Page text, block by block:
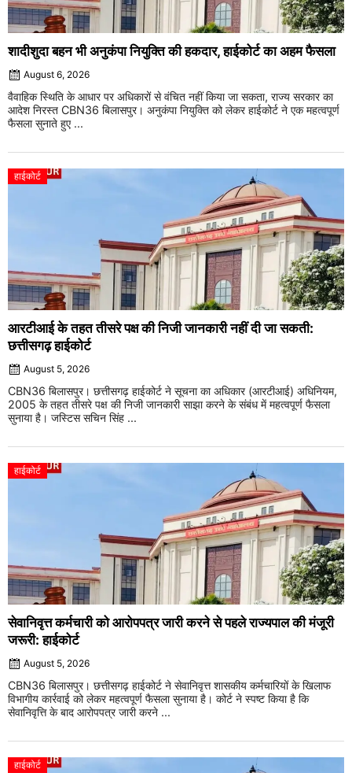
शादीशुदा बहन भी अनुकंपा नियुक्ति की हकदार, हाईकोर्ट का अहम फैसला
August 6, 2026
वैवाहिक स्थिति के आधार पर अधिकारों से वंचित नहीं किया जा सकता, राज्य सरकार का
आदेश निरस्त CBN36 बिलासपुर। अनुकंपा नियुक्ति को लेकर हाईकोर्ट ने एक महत्वपूर्ण
फैसला सुनाते हुए ...
हाईकोर्ट
आरटीआई के तहत तीसरे पक्ष की निजी जानकारी नहीं दी जा सकती:
छत्तीसगढ़ हाईकोर्ट
August 5, 2026
CBN36 बिलासपुर। छत्तीसगढ़ हाईकोर्ट ने सूचना का अधिकार (आरटीआई) अधिनियम,
2005 के तहत तीसरे पक्ष की निजी जानकारी साझा करने के संबंध में महत्वपूर्ण फैसला
सुनाया है। जस्टिस सचिन सिंह ...
हाईकोर्ट
सेवानिवृत्त कर्मचारी को आरोपपत्र जारी करने से पहले राज्यपाल की मंजूरी
जरूरी: हाईकोर्ट
August 5, 2026
CBN36 बिलासपुर। छत्तीसगढ़ हाईकोर्ट ने सेवानिवृत्त शासकीय कर्मचारियों के खिलाफ
विभागीय कार्रवाई को लेकर महत्वपूर्ण फैसला सुनाया है। कोर्ट ने स्पष्ट किया है कि
सेवानिवृत्ति के बाद आरोपपत्र जारी करने ...
हाईकोर्ट